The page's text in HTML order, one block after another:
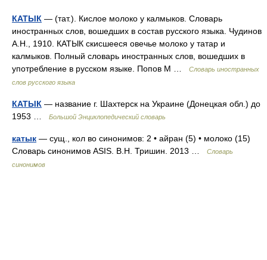
КАТЫК — (тат.). Кислое молоко у калмыков. Словарь
иностранных слов, вошедших в состав русского языка. Чудинов
А.Н., 1910. КАТЫК скисшееся овечье молоко у татар и
калмыков. Полный словарь иностранных слов, вошедших в
употребление в русском языке. Попов М …
Словарь иностранных
слов русского языка
КАТЫК — название г. Шахтерск на Украине (Донецкая обл.) до
1953 …
Большой Энциклопедический словарь
катык — сущ., кол во синонимов: 2 • айран (5) • молоко (15)
Словарь синонимов ASIS. В.Н. Тришин. 2013 …
Словарь
синонимов